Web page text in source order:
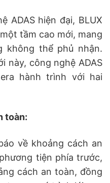
ADAS hiện đại, BLUX
tầm cao mới, mang
không thể phủ nhận.
này, công nghệ ADAS
hành trình với hai
toàn:
về khoảng cách an
tiện phía trước,
cách an toàn, đồng